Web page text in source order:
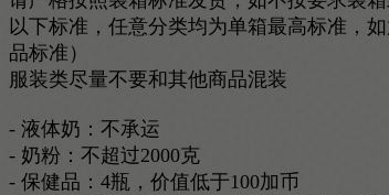
以下标准，任意分类均为单箱最高标准，
品标准）
服装类尽量不要和其他商品混装
- 液体奶：不承运
- 奶粉：不超过2000克
- 保健品：4瓶，价值低于100加币